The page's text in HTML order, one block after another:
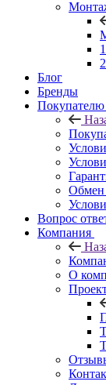
Блог
Бренды
Покупателю
Обмен
Вопрос
Компания
О